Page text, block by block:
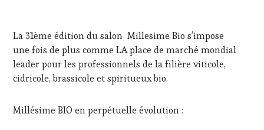
LA
HAUTE
GASTRONOMIE
FRANÇAISE,
INVITATIONS
WINE
2024
La 31ème édition du salon Millesime Bio s’impose
une fois de plus comme LA place de marché mondial
leader pour les professionnels de la filière viticole,
cidricole, brassicole et spiritueux bio.
Millésime BIO en perpétuelle évolution :